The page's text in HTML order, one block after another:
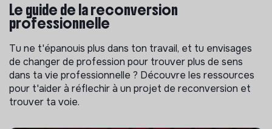
Le guide de la reconversion
professionnelle
Tu ne t'épanouis plus dans ton travail, et tu envisages
de changer de profession pour trouver plus de sens
dans ta vie professionnelle ? Découvre les ressources
pour t'aider à réflechir à un projet de reconversion et
trouver ta voie.